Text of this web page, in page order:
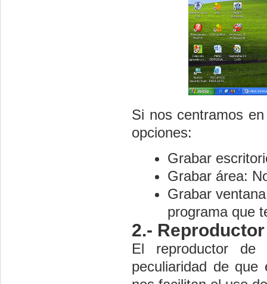
Si nos centramos
opciones:
Grabar
Grabar área:
Grabar
programa que
2.-
El reproductor de
peculiaridad de que